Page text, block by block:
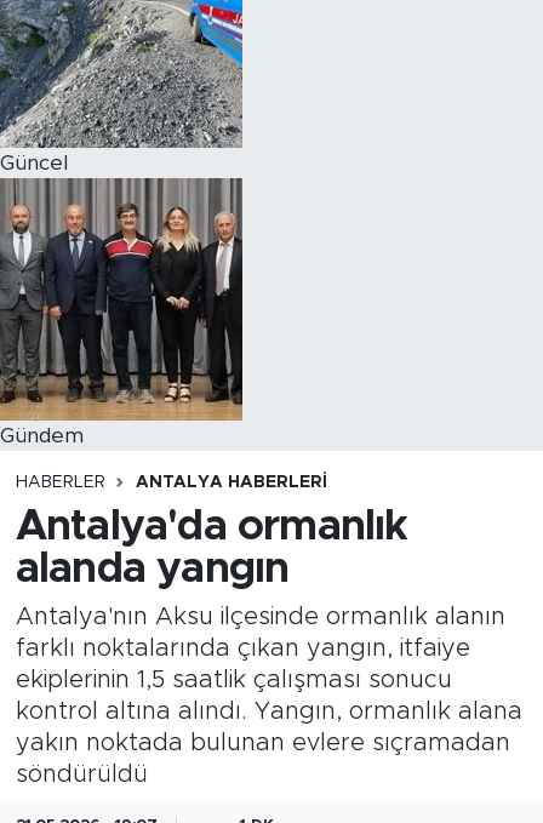
Güncel
Gündem
HABERLER ANTALYA HABERLERI
Antalya'da ormanlık
alanda yangın
Antalya'nın Aksu ilçesinde ormanlık alanın
farklı noktalarında çıkan yangın, itfaiye
ekiplerinin 1,5 saatlik çalışması sonucu
kontrol altına alındı. Yangın, ormanlık alana
yakın noktada bulunan evlere sıçramadan
söndürüldü
Magazin
Özel Haber
Politika
Resmi İlanlar
Sağlık
Spor
Turizm